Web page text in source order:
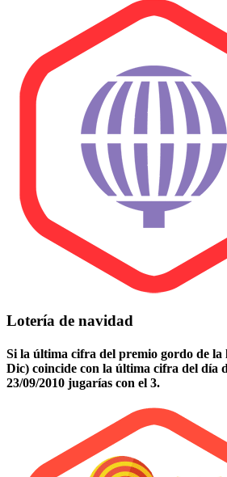
Lotería de navidad
Si la última cifra del premio gordo de la
Dic) coincide con la última cifra del día
23/09/2010 jugarías con el 3.